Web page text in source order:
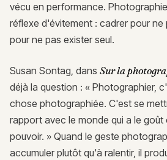
vécu en performance.
réflexe d'évitement : cadrer pour ne
pour ne pas exister seul.
Susan Sontag, dans Sur la
déjà la question : « Photographier,
chose photographiée. C'est se
rapport avec le monde qui a le goût
pouvoir. » Quand le geste
accumuler plutôt qu'à ralentir, il